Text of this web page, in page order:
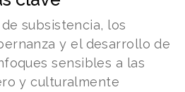
subsistencia, los
y el desarrollo de
sensibles a las
y culturalmente